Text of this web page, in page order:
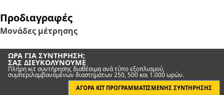
Προδιαγραφές
Μονάδες μέτρησης
ΏΡΑ ΓΙΑ ΣΥΝΤΉΡΗΣΗ;
ΣΑΣ ΔΙΕΥΚΟΛΎΝΟΥΜΕ
Πλήρη κιτ συντήρησης διαθέσιμα ανά τύπο εξοπλισμού,
συμπεριλαμβανομένων διαστημάτων 250, 500 και 1.000 ωρών.
ΑΓΟΡΆ ΚΙΤ ΠΡΟΓΡΑΜΜΑΤΙΣΜΈΝΗΣ ΣΥΝΤΉΡΗΣΗΣ